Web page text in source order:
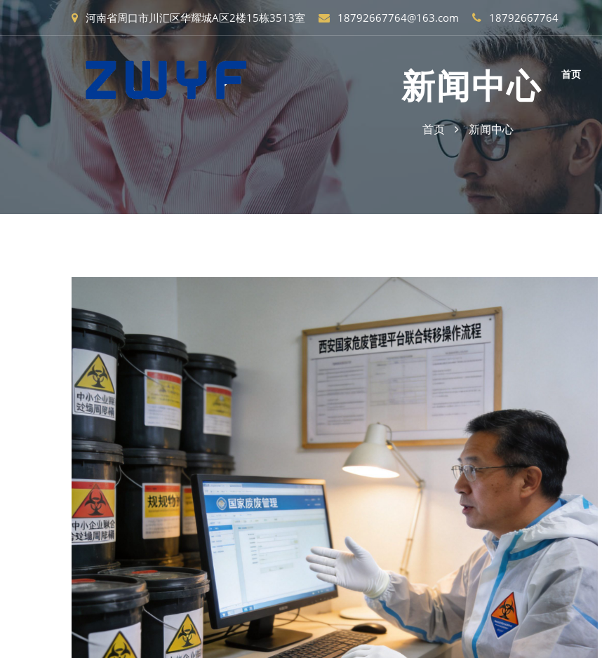
河南省周口市川汇区华耀城A区2楼15栋3513室 18792667764@163.com 18792667764
首页
新闻中心
首页 新闻中心